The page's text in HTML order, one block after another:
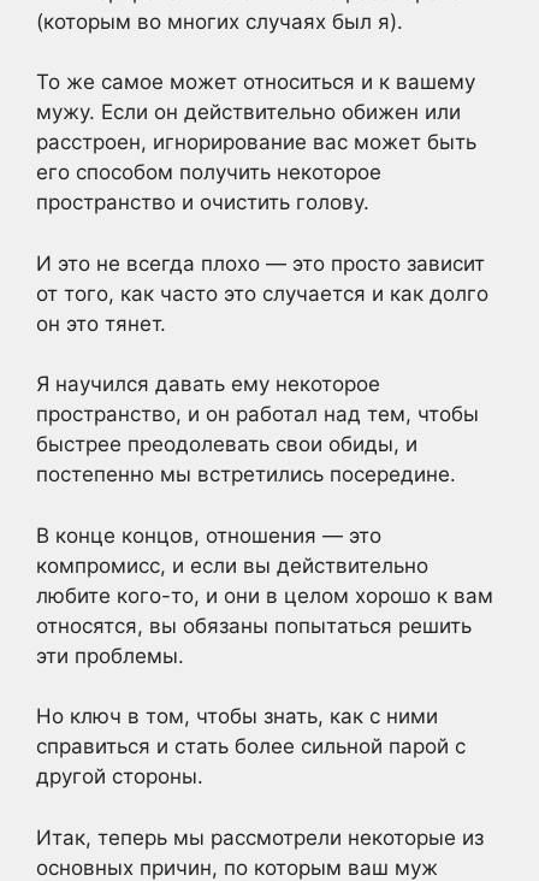
(которым во многих случаях был я).
То же самое может относиться и к вашему
мужу. Если он действительно обижен или
расстроен, игнорирование вас может быть
его способом получить некоторое
пространство и очистить голову.
И это не всегда плохо — это просто зависит
от того, как часто это случается и как долго
он это тянет.
Я научился давать ему некоторое
пространство, и он работал над тем, чтобы
быстрее преодолевать свои обиды, и
постепенно мы встретились посередине.
В конце концов, отношения — это
компромисс, и если вы действительно
любите кого-то, и они в целом хорошо к вам
относятся, вы обязаны попытаться решить
эти проблемы.
Но ключ в том, чтобы знать, как с ними
справиться и стать более сильной парой с
другой стороны.
Итак, теперь мы рассмотрели некоторые из
основных причин, по которым ваш муж